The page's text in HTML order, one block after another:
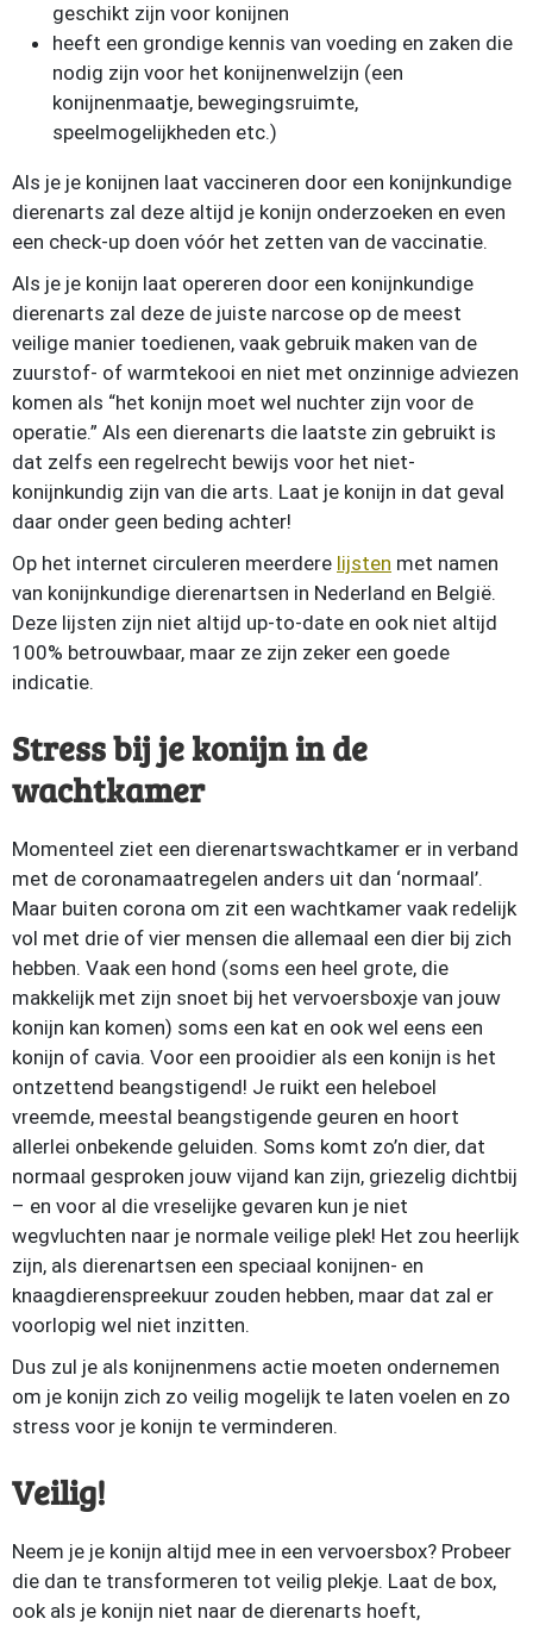
geschikt zijn voor konijnen
heeft een grondige kennis van voeding en zaken die
nodig zijn voor het konijnenwelzijn (een
konijnenmaatje, bewegingsruimte,
speelmogelijkheden etc.)
Als je je konijnen laat vaccineren door een konijnkundige
dierenarts zal deze altijd je konijn onderzoeken en even
een check-up doen vóór het zetten van de vaccinatie.
Als je je konijn laat opereren door een konijnkundige
dierenarts zal deze de juiste narcose op de meest
veilige manier toedienen, vaak gebruik maken van de
zuurstof- of warmtekooi en niet met onzinnige adviezen
komen als “het konijn moet wel nuchter zijn voor de
operatie.” Als een dierenarts die laatste zin gebruikt is
dat zelfs een regelrecht bewijs voor het niet-
konijnkundig zijn van die arts. Laat je konijn in dat geval
daar onder geen beding achter!
Op het internet circuleren meerdere lijsten met namen
van konijnkundige dierenartsen in Nederland en België.
Deze lijsten zijn niet altijd up-to-date en ook niet altijd
100% betrouwbaar, maar ze zijn zeker een goede
indicatie.
Stress bij je konijn in de
wachtkamer
Momenteel ziet een dierenartswachtkamer er in verband
met de coronamaatregelen anders uit dan ‘normaal’.
Maar buiten corona om zit een wachtkamer vaak redelijk
vol met drie of vier mensen die allemaal een dier bij zich
hebben. Vaak een hond (soms een heel grote, die
makkelijk met zijn snoet bij het vervoersboxje van jouw
konijn kan komen) soms een kat en ook wel eens een
konijn of cavia. Voor een prooidier als een konijn is het
ontzettend beangstigend! Je ruikt een heleboel
vreemde, meestal beangstigende geuren en hoort
allerlei onbekende geluiden. Soms komt zo’n dier, dat
normaal gesproken jouw vijand kan zijn, griezelig dichtbij
– en voor al die vreselijke gevaren kun je niet
wegvluchten naar je normale veilige plek! Het zou heerlijk
zijn, als dierenartsen een speciaal konijnen- en
knaagdierenspreekuur zouden hebben, maar dat zal er
voorlopig wel niet inzitten.
Dus zul je als konijnenmens actie moeten ondernemen
om je konijn zich zo veilig mogelijk te laten voelen en zo
stress voor je konijn te verminderen.
Veilig!
Neem je je konijn altijd mee in een vervoersbox? Probeer
die dan te transformeren tot veilig plekje. Laat de box,
ook als je konijn niet naar de dierenarts hoeft,